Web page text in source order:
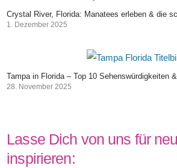
Crystal River, Florida: Manatees erleben & die
1. Dezember 2025
Tampa in Florida – Top 10 Sehenswürdigkeiten
28. November 2025
Lasse Dich von uns für
inspirieren: